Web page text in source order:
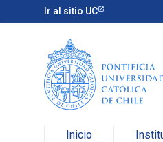
Ir al sitio UC
Inicio